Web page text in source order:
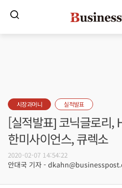
시장과머니 실적발표
[실적발표] 코닉글로리,
한미사이언스, 큐렉소
2020-02-07 14:54:22
안대국 기자 -